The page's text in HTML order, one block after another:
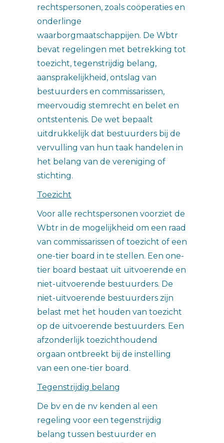
rechtspersonen, zoals coöperaties en
onderlinge
waarborgmaatschappijen. De Wbtr
bevat regelingen met betrekking tot
toezicht, tegenstrijdig belang,
aansprakelijkheid, ontslag van
bestuurders en commissarissen,
meervoudig stemrecht en belet en
ontstentenis. De wet bepaalt
uitdrukkelijk dat bestuurders bij de
vervulling van hun taak handelen in
het belang van de vereniging of
stichting.
Toezicht
Voor alle rechtspersonen voorziet de
Wbtr in de mogelijkheid om een raad
van commissarissen of toezicht of een
one-tier board in te stellen. Een one-
tier board bestaat uit uitvoerende en
niet-uitvoerende bestuurders. De
niet-uitvoerende bestuurders zijn
belast met het houden van toezicht
op de uitvoerende bestuurders. Een
afzonderlijk toezichthoudend
orgaan ontbreekt bij de instelling
van een one-tier board.
Tegenstrijdig belang
De bv en de nv kenden al een
regeling voor een tegenstrijdig
belang tussen bestuurder en